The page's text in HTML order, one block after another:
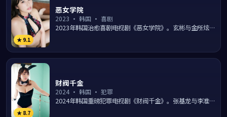
★ 9.1
恶女学院
2023 · 韩国 · 喜剧
2023年韩国治愈喜剧电视剧《恶女学院》。玄彬与金所炫在
★ 8.7
财阀千金
2024· 韩国 · 犯罪
2024年韩国重磅犯罪电视剧《财阀千金》。张基龙与李准基